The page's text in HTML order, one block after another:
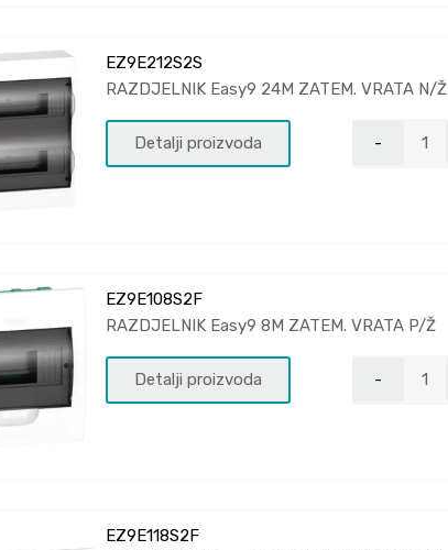
EZ9E212S2S
RAZDJELNIK Easy9 24M ZATEM. VRATA N/Ž
Detalji proizvoda
EZ9E108S2F
RAZDJELNIK Easy9 8M ZATEM. VRATA P/Ž
Detalji proizvoda
EZ9E118S2F